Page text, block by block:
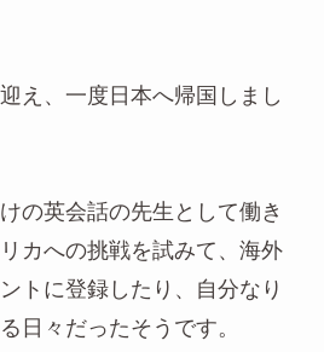
え、一度日本へ帰国しまし
の英会話の先生として働き
カへの挑戦を試みて、海外
トに登録したり、自分なり
日々だったそうです。